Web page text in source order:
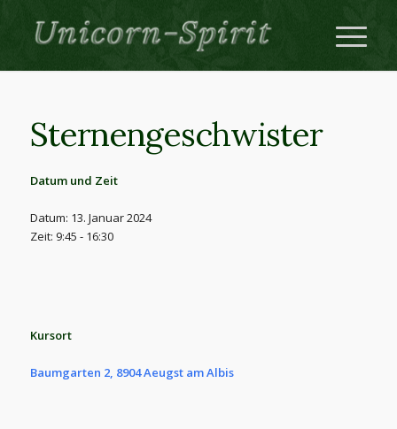
Sternengeschwister
Datum und Zeit
Datum: 13. Januar 2024
Zeit: 9:45 - 16:30
Kursort
Baumgarten 2, 8904 Aeugst am Albis